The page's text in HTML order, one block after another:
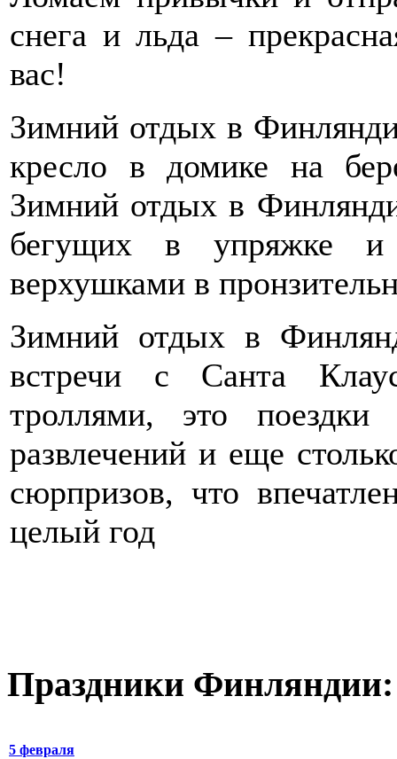
снега и льда –
вас!
Зимний отдых в
кресло в домике на
Зимний отдых в
бегущих в упряжке и
верхушками в
Зимний отдых в
встречи с Санта
троллями, это
развлечений и еще
сюрпризов, что
целый год
Праздники Финляндии:
5 февраля